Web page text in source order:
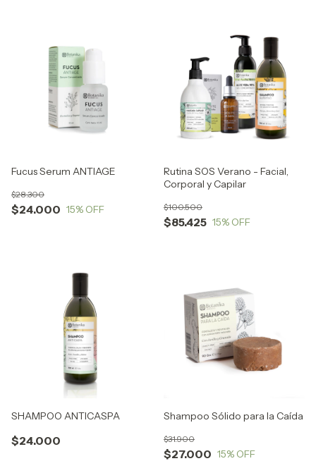
Fucus Serum ANTIAGE
$24.000
$28.300
15% OFF
Rutina SOS Verano - Facial,
Corporal y Capilar
$85.425
$100.500
15% OFF
SHAMPOO ANTICASPA
$24.000
Shampoo Sólido para la Caída
$27.000
$31.900
15% OFF